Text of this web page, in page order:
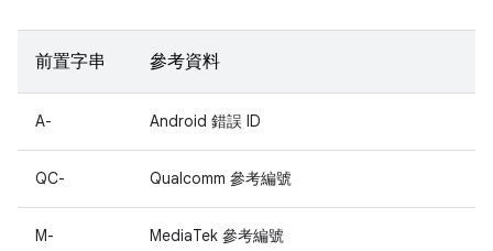
前置字串 參考資料
A- Android 錯誤 ID
QC- Qualcomm 參考編號
M- MediaTek 參考編號